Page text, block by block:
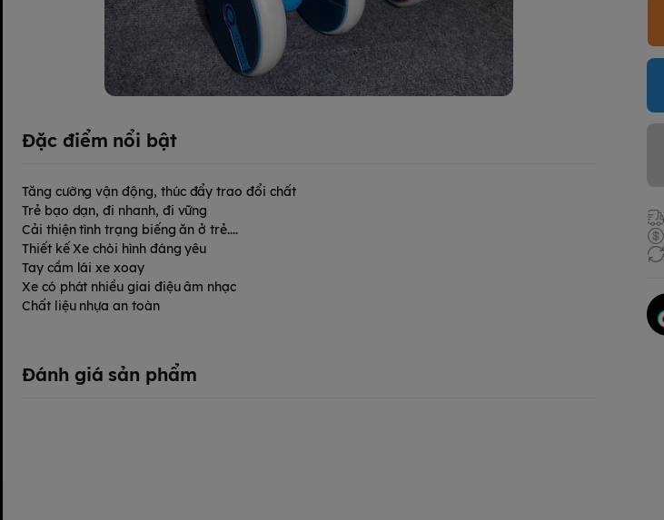
Đặc điểm nổi bật
Tăng cường vận động, thúc đẩy trao đổi chất
Trẻ bạo dạn, đi nhanh, đi vững
Cải thiện tình trạng biếng ăn ở trẻ....
Thiết kế Xe chòi hình đáng yêu
Tay cầm lái xe xoay
Xe có phát nhiều giai điệu âm nhạc
Chất liệu nhựa an toàn
Đánh giá sản phẩm